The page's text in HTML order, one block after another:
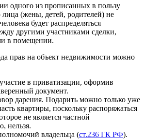
одного из прописанных в пользу
лица (жены, детей, родителей) не
будет распределяться
другими участниками сделки,
в помещении.
прав на объект недвижимости можно
в приватизации, оформив
документ.
дарения. Подарить можно только уже
квартиры, поскольку распоряжаться
не является частной
нельзя.
владельца (ст.236 ГК РФ).